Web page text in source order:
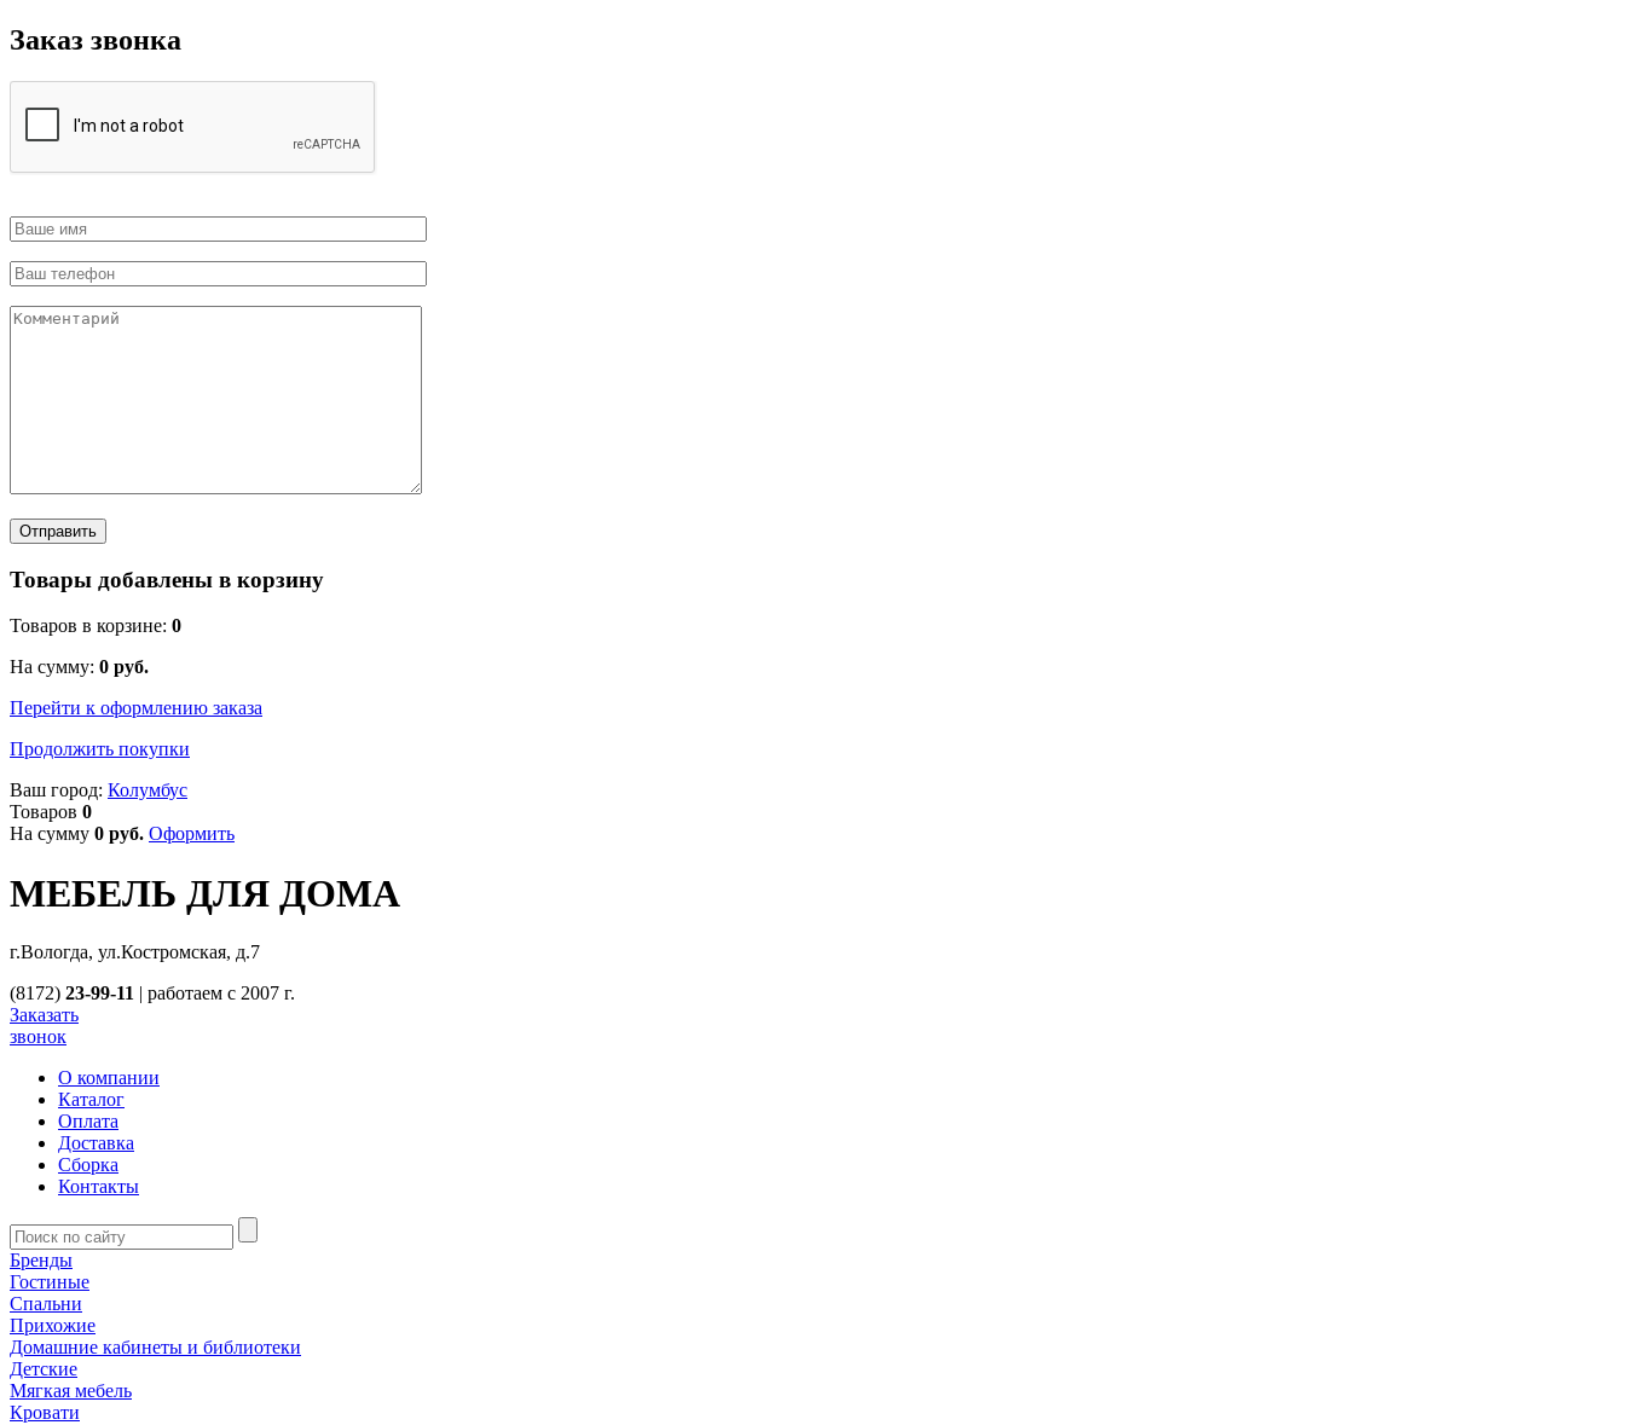
Заказ звонка
Товары добавлены в корзину
Товаров в корзине: 0
На сумму: 0 руб.
Перейти к оформлению заказа
Продолжить покупки
Ваш город: Колумбус
Товаров 0
На сумму 0 руб. Оформить
МЕБЕЛЬ ДЛЯ ДОМА
г.Вологда, ул.Костромская, д.7
(8172) 23-99-11 | работаем с 2007 г.
Заказать
звонок
О компании
Каталог
Оплата
Доставка
Сборка
Контакты
Бренды
Гостиные
Спальни
Прихожие
Домашние кабинеты и библиотеки
Детские
Мягкая мебель
Кровати